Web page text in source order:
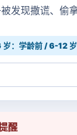
发现撒谎、偷
：学龄前 / 6-12
醒